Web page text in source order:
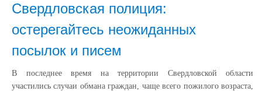
Свердловская полиция:
остерегайтесь неожиданных
посылок и писем
В последнее время на территории Свердловской области
участились случаи обмана граждан, чаще всего пожилого возраста,